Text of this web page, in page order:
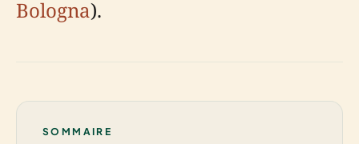
Bologna).
SOMMAIRE